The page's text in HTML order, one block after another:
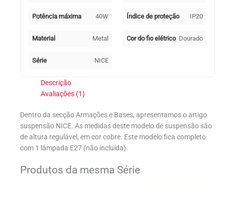
Potência máxima 40W Índice de proteção IP20
Material Metal Cor do fio elétrico Dourado
Série NICE
Descrição
Avaliações (1)
Dentro da secção Armações e Bases, apresentamos o artigo
suspensão NICE. As medidas deste modelo de suspensão são
de altura regulável, em cor cobre. Este modelo fica completo
com 1 lâmpada E27 (não incluída).
Produtos da mesma Série